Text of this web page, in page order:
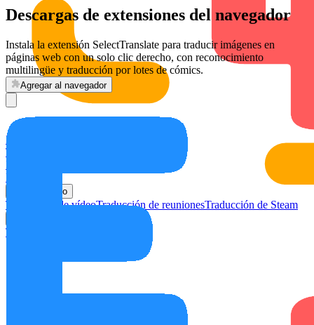
Inicio
Traductor AI
Instalar extensión
Precios
Casos de uso
Traducción de vídeoTraducción de reunionesTraducción de Steam
Tutoría
Descargas de extensiones del navegador
Instala la extensión SelectTranslate para traducir imágenes en
páginas web con un solo clic derecho, con reconocimiento
multilingüe y traducción por lotes de cómics.
Agregar al navegador